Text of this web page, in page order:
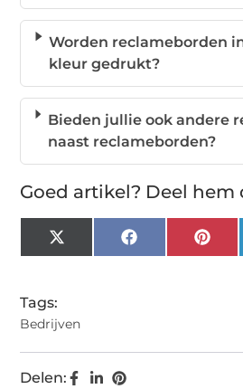
Worden reclameborden
kleur gedrukt?
Bieden jullie ook andere
naast reclameborden?
Goed artikel? Deel hem
X
(Twitter)
Facebook
Tags:
Bedrijven
Delen: